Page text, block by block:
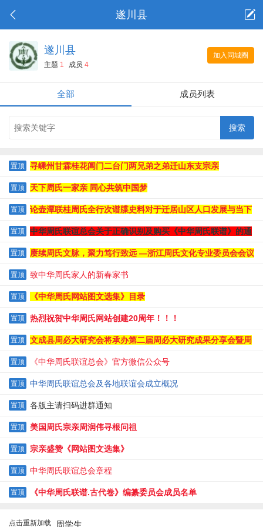
遂川县
加入同城圈
遂川县
主题 1 成员 4
全部 成员列表
置顶 寻嵊州甘霖桂花阊门二台门两兄弟之弟迁山东支宗亲
置顶 天下周氏一家亲 同心共筑中国梦
置顶 论壶潭联桂周氏全行次谱牒史料对于迁居山区人口发展与当下
人口下滑危机的独特文史价值
置顶 中华周氏联谊总会关于正确识别及购买《中华周氏联谱》的通
知
置顶 赓续周氏文脉，聚力笃行致远 —浙江周氏文化专业委员会会议
纪实
置顶 致中华周氏家人的新春家书
置顶 《中华周氏网站图文选集》目录
置顶 热烈祝贺中华周氏网站创建20周年！！！
置顶 文成县周必大研究会将承办第二届周必大研究成果分享会暨周
必大逝辰820周年纪念大会
置顶 《中华周氏联谊总会》官方微信公众号
置顶 中华周氏联谊总会及各地联谊会成立概况
置顶 各版主请扫码进群通知
置顶 美国周氏宗亲周润伟寻根问祖
置顶 宗亲盛赞《网站图文选集》
置顶 中华周氏联谊总会章程
置顶 《中华周氏联谱.古代卷》编纂委员会成员名单
点击重新加载 周学生